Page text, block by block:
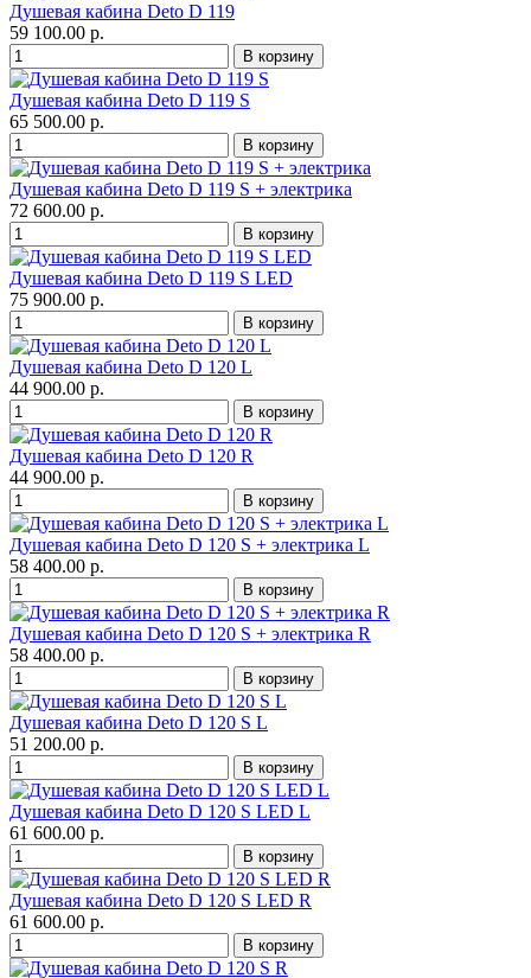
Душевая кабина Deto D 119
59 100.00 р.
Душевая кабина Deto D 119 S
65 500.00 р.
Душевая кабина Deto D 119 S + электрика
72 600.00 р.
Душевая кабина Deto D 119 S LED
75 900.00 р.
Душевая кабина Deto D 120 L
44 900.00 р.
Душевая кабина Deto D 120 R
44 900.00 р.
Душевая кабина Deto D 120 S + электрика L
58 400.00 р.
Душевая кабина Deto D 120 S + электрика R
58 400.00 р.
Душевая кабина Deto D 120 S L
51 200.00 р.
Душевая кабина Deto D 120 S LED L
61 600.00 р.
Душевая кабина Deto D 120 S LED R
61 600.00 р.